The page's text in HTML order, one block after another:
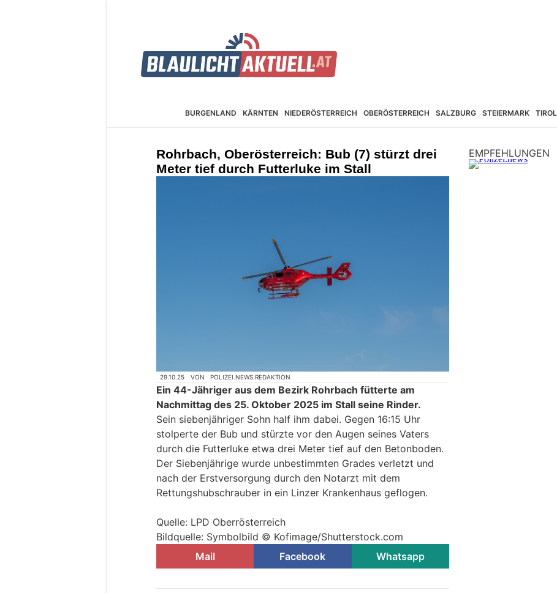
BURGEN­LAND KÄRNTEN NIEDER­ÖSTERREICH OBER­ÖSTERREICH SALZBURG STEIER­MARK TIROL
Rohrbach, Oberösterreich: Bub (7) stürzt drei
Meter tief durch Futterluke im Stall
29.10.25 VON POLIZEI.NEWS REDAKTION
Ein 44-Jähriger aus dem Bezirk Rohrbach fütterte am
Nachmittag des 25. Oktober 2025 im Stall seine Rinder.
Sein siebenjähriger Sohn half ihm dabei. Gegen 16:15 Uhr
stolperte der Bub und stürzte vor den Augen seines Vaters
durch die Futterluke etwa drei Meter tief auf den Betonboden.
Der Siebenjährige wurde unbestimmten Grades verletzt und
nach der Erstversorgung durch den Notarzt mit dem
Rettungshubschrauber in ein Linzer Krankenhaus geflogen.
Quelle: LPD Oberrösterreich
Bildquelle: Symbolbild © Kofimage/Shutterstock.com
Mail
Facebook Whatsapp
EMPFEHLUNGEN